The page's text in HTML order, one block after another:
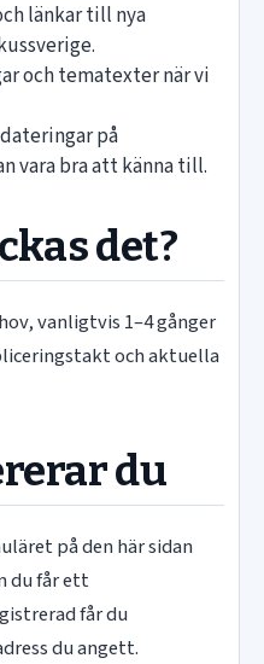
länkar till nya
och tematexter när vi
på
vara bra att känna till.
det?
vanligtvis 1–4 gånger
och aktuella
du
på den här sidan
du får ett
får du
du angett.